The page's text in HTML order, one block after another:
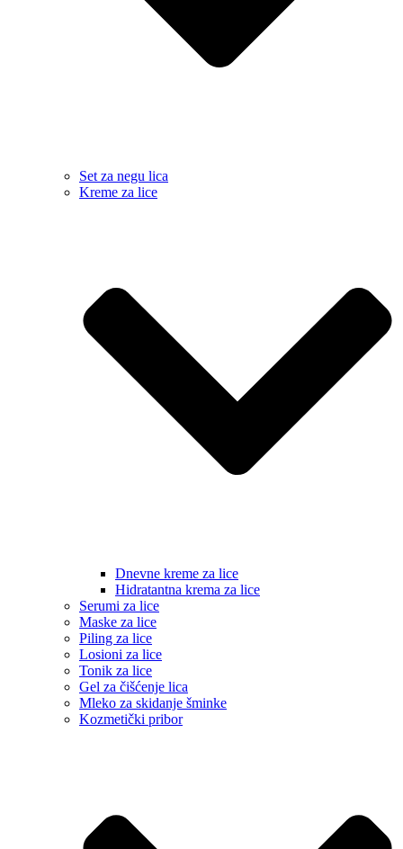
Set za negu lica
Kreme za lice
Dnevne kreme za lice
Hidratantna krema za lice
Serumi za lice
Maske za lice
Piling za lice
Losioni za lice
Tonik za lice
Gel za čišćenje lica
Mleko za skidanje šminke
Kozmetički pribor